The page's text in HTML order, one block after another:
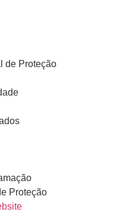
de Proteção
Proteção